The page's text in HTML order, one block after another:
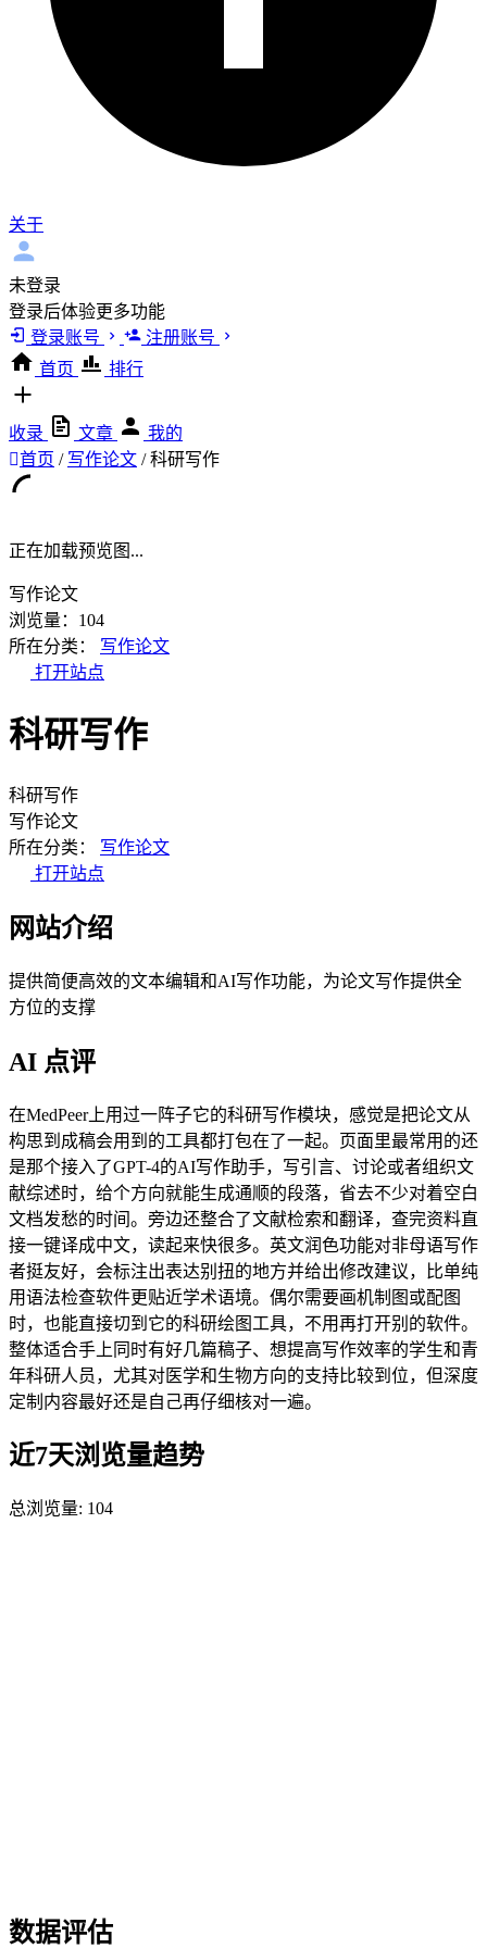
关于
未登录
登录后体验更多功能
登录账号
注册账号
首页
排行
收录 文章
我的
首页 / 写作论文 / 科研写作
正在加载预览图...
写作论文
浏览量：104
所在分类：
写作论文
打开站点
科研写作
科研写作
写作论文
所在分类：
写作论文
打开站点
网站介绍
提供简便高效的文本编辑和AI写作功能，为论文写作提供全
方位的支撑
AI 点评
在MedPeer上用过一阵子它的科研写作模块，感觉是把论文从
构思到成稿会用到的工具都打包在了一起。页面里最常用的还
是那个接入了GPT-4的AI写作助手，写引言、讨论或者组织文
献综述时，给个方向就能生成通顺的段落，省去不少对着空白
文档发愁的时间。旁边还整合了文献检索和翻译，查完资料直
接一键译成中文，读起来快很多。英文润色功能对非母语写作
者挺友好，会标注出表达别扭的地方并给出修改建议，比单纯
用语法检查软件更贴近学术语境。偶尔需要画机制图或配图
时，也能直接切到它的科研绘图工具，不用再打开别的软件。
整体适合手上同时有好几篇稿子、想提高写作效率的学生和青
年科研人员，尤其对医学和生物方向的支持比较到位，但深度
定制内容最好还是自己再仔细核对一遍。
近7天浏览量趋势
总浏览量: 104
数据评估